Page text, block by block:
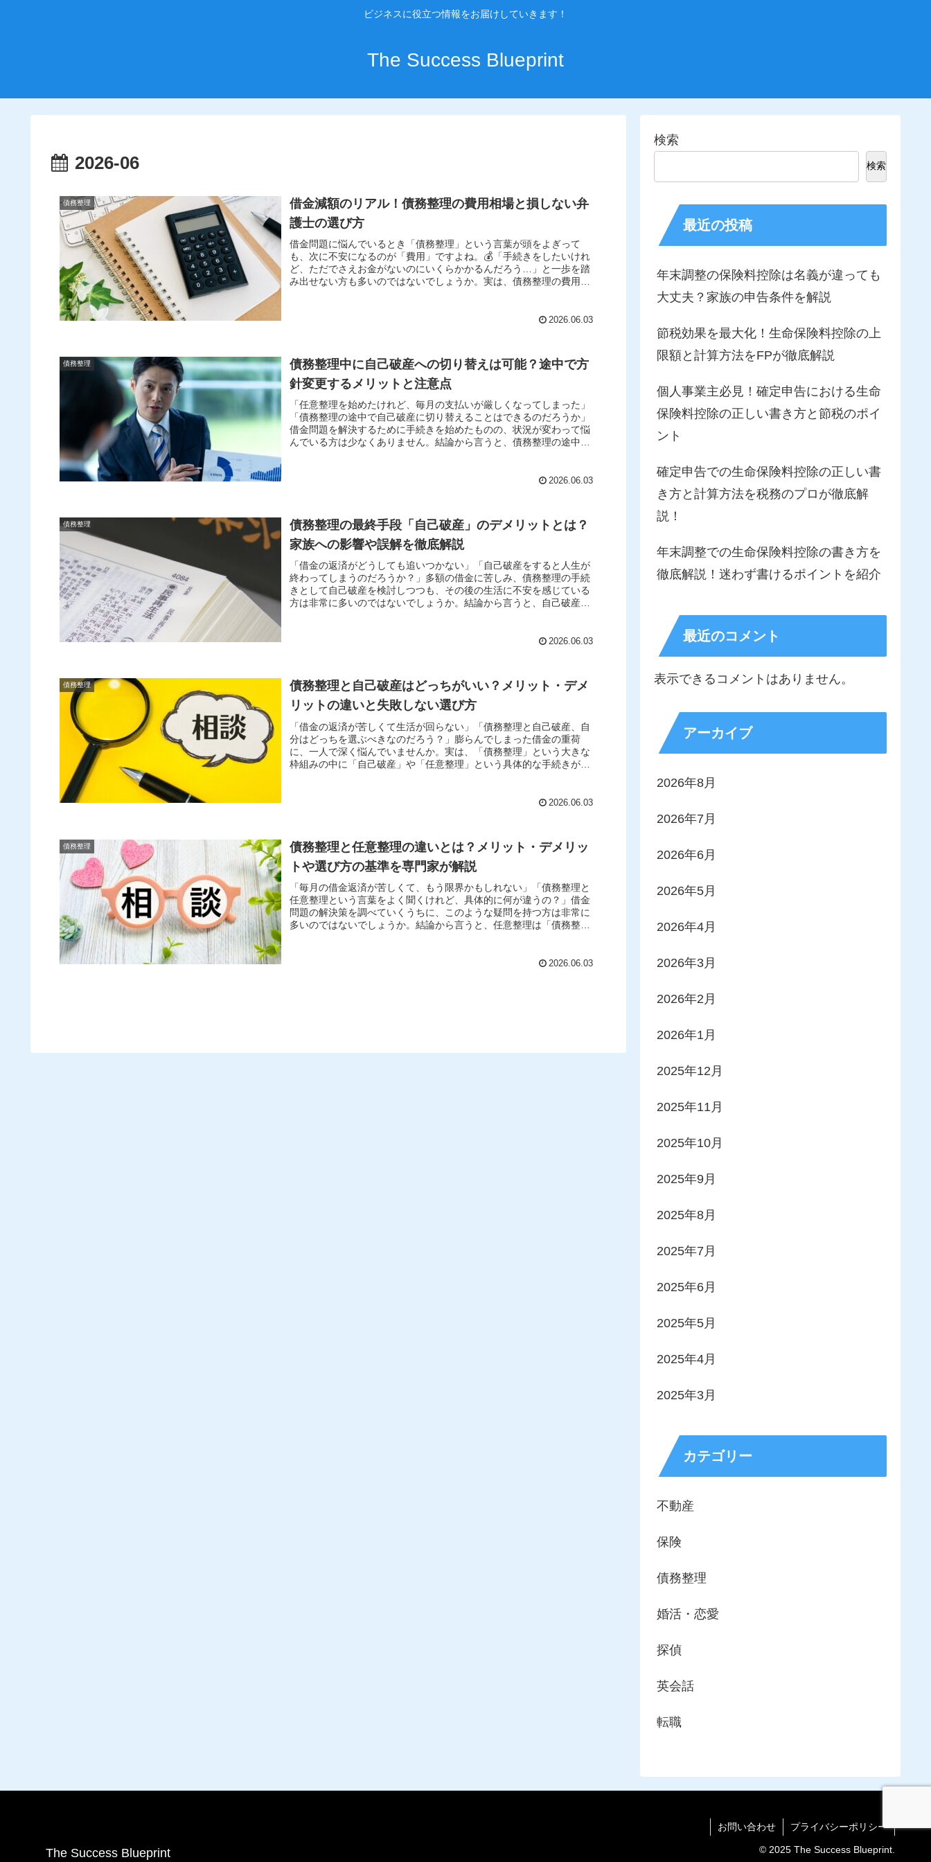
ビジネスに役立つ情報をお届けしていきます！
The Success Blueprint
2026-06
債務整理
借金減額のリアル！債務整理の費用相場と損しない弁
護士の選び方
借金問題に悩んでいるとき「債務整理」という言葉が頭をよぎって
も、次に不安になるのが「費用」ですよね。💰「手続きをしたいけれ
ど、ただでさえお金がないのにいくらかかるんだろう…」と一歩を踏
み出せない方も多いのではないでしょうか。実は、債務整理の費用は
分かりやすく解説します。不安を解消して、人生の再スタートを切る
2026.06.03
債務整理
債務整理中に自己破産への切り替えは可能？途中で方
針変更するメリットと注意点
「任意整理を始めたけれど、毎月の支払いが厳しくなってしまった」
「債務整理の途中で自己破産に切り替えることはできるのだろうか」
借金問題を解決するために手続きを始めたものの、状況が変わって悩
んでいる方は少なくありません。結論から言うと、債務整理の途中か
正しく理解しておく必要があります。今回は、借金問題の解決実績が
2026.06.03
債務整理
債務整理の最終手段「自己破産」のデメリットとは？
家族への影響や誤解を徹底解説
「借金の返済がどうしても追いつかない」「自己破産をすると人生が
終わってしまうのだろうか？」多額の借金に苦しみ、債務整理の手続
きとして自己破産を検討しつつも、その後の生活に不安を感じている
方は非常に多いのではないでしょうか。結論から言うと、自己破産は
といったデメリットも確実に存在します。今回は法的な専門知識をも
2026.06.03
債務整理
債務整理と自己破産はどっちがいい？メリット・デメ
リットの違いと失敗しない選び方
「借金の返済が苦しくて生活が回らない」「債務整理と自己破産、自
分はどっちを選ぶべきなのだろう？」膨らんでしまった借金の重荷
に、一人で深く悩んでいませんか。実は、「債務整理」という大きな
枠組みの中に「自己破産」や「任意整理」という具体的な手続きが含
な専門知識をもとに、それぞれの決定的な違いと、あなたが選ぶべき
2026.06.03
債務整理
債務整理と任意整理の違いとは？メリット・デメリッ
トや選び方の基準を専門家が解説
「毎月の借金返済が苦しくて、もう限界かもしれない」「債務整理と
任意整理という言葉をよく聞くけれど、具体的に何が違うの？」借金
問題の解決策を調べていくうちに、このような疑問を持つ方は非常に
多いのではないでしょうか。結論から言うと、任意整理は「債務整
破産といった具体的な解決策が含まれているという関係性になりま
2026.06.03
検索
検索
最近の投稿
年末調整の保険料控除は名義が違っても
大丈夫？家族の申告条件を解説
節税効果を最大化！生命保険料控除の上
限額と計算方法をFPが徹底解説
個人事業主必見！確定申告における生命
保険料控除の正しい書き方と節税のポイ
ント
確定申告での生命保険料控除の正しい書
き方と計算方法を税務のプロが徹底解
説！
年末調整での生命保険料控除の書き方を
徹底解説！迷わず書けるポイントを紹介
最近のコメント
表示できるコメントはありません。
アーカイブ
2026年8月
2026年7月
2026年6月
2026年5月
2026年4月
2026年3月
2026年2月
2026年1月
2025年12月
2025年11月
2025年10月
2025年9月
2025年8月
2025年7月
2025年6月
2025年5月
2025年4月
2025年3月
カテゴリー
不動産
保険
債務整理
婚活・恋愛
探偵
英会話
転職
The Success Blueprint
お問い合わせ プライバシーポリシー
© 2025 The Success Blueprint.